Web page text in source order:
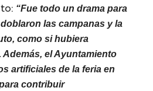
“Fue todo un drama para
las campanas y la
como si hubiera
el Ayuntamiento
artificiales de la feria en
contribuir